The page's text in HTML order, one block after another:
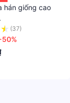
hán giống cao
(37)
50%